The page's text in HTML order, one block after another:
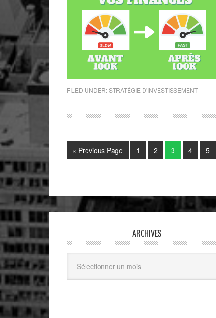
FILED UNDER:STRATÉGIE D'INVESTISSEMENT
« Previous Page 1 2 3 4 5
ARCHIVES